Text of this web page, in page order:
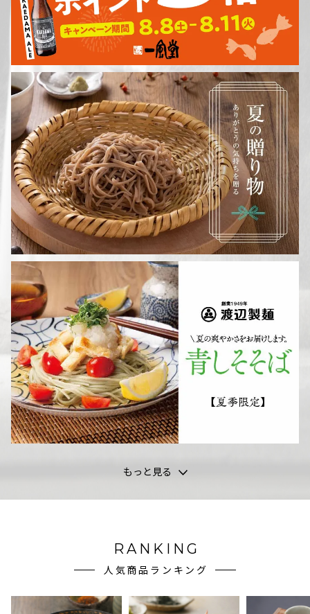
もっと見る
RANKING
人気商品ランキング